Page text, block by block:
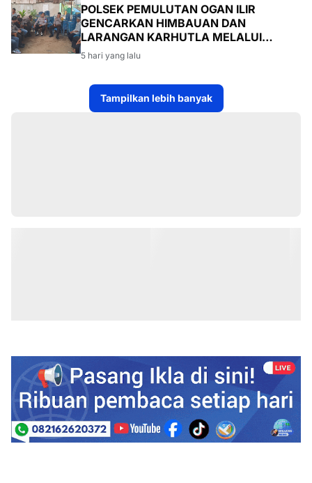
POLSEK PEMULUTAN OGAN ILIR
GENCARKAN HIMBAUAN DAN
LARANGAN KARHUTLA MELALUI
PROGRAM TSKD (TOURING SAMBANG
KE DESA-DESA
5 hari yang lalu
Tampilkan lebih banyak